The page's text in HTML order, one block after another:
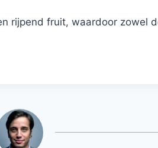
rijpend fruit, waardoor zowel